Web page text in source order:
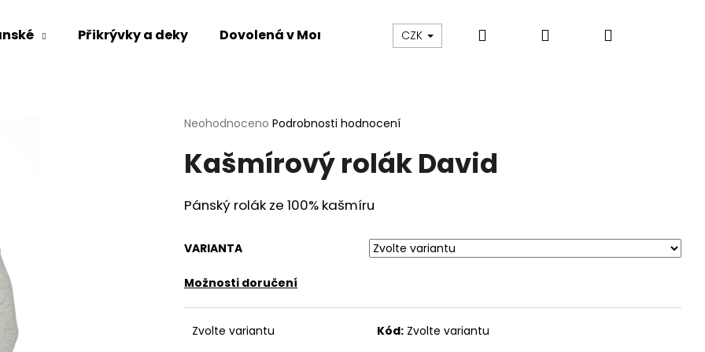
Přikrývky a deky Dovolená v Mongolsku O nás Blog Údržba oblečení
CZK Hledat PřihlášeníNákupní
Průměrné
produktu
je
z
5
Neohodnoceno Podrobnosti hodnocení
Kašmírový rolák David
Pánský rolák ze 100% kašmíru
VARIANTA
Možnosti doručení
Zvolte variantu Kód: Zvolte variantu